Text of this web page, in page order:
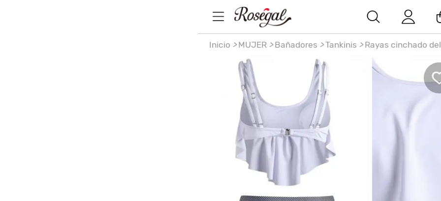
Inicio > MUJER > Bañadores > Tankinis >Rayas cinchado del
volante de superposición de baño tankini